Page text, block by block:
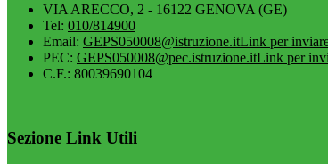
VIA ARECCO, 2 - 16122 GENOVA (GE)
Tel: 010/814900
Email: GEPS050008@istruzione.itLink per
PEC: GEPS050008@pec.istruzione.itLink per
C.F.: 80039690104
Sezione Link Utili